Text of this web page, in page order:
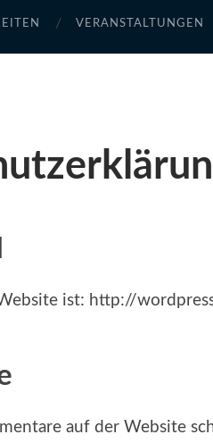
VERANSTALTUNGEN
ist: http://
auf der Website